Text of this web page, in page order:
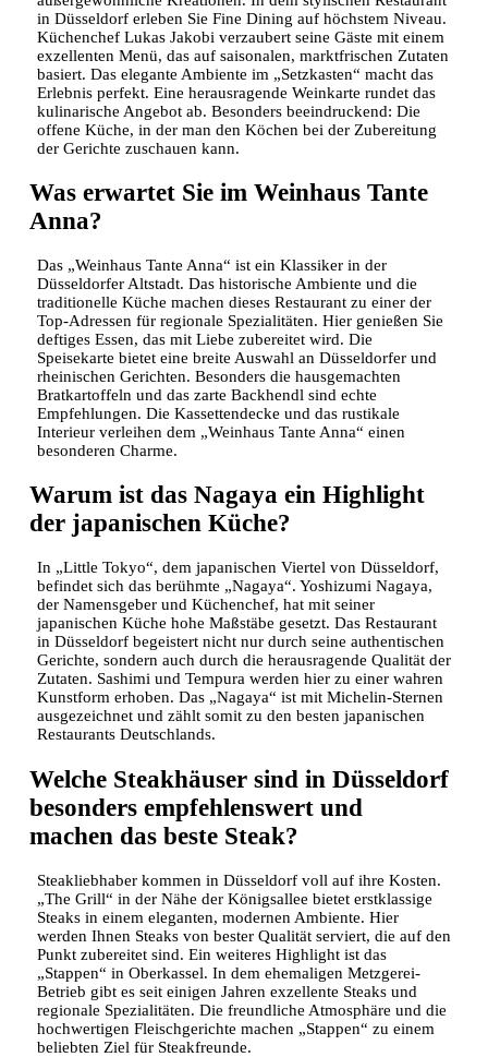
in Düsseldorf erleben Sie Fine Dining auf höchstem Niveau.
Küchenchef Lukas Jakobi verzaubert seine Gäste mit einem
exzellenten Menü, das auf saisonalen, marktfrischen Zutaten
basiert. Das elegante Ambiente im „Setzkasten“ macht das
Erlebnis perfekt. Eine herausragende Weinkarte rundet das
kulinarische Angebot ab. Besonders beeindruckend: Die
offene Küche, in der man den Köchen bei der Zubereitung
der Gerichte zuschauen kann.
Was erwartet Sie im Weinhaus Tante
Anna?
Das „Weinhaus Tante Anna“ ist ein Klassiker in der
Düsseldorfer Altstadt. Das historische Ambiente und die
traditionelle Küche machen dieses Restaurant zu einer der
Top-Adressen für regionale Spezialitäten. Hier genießen Sie
deftiges Essen, das mit Liebe zubereitet wird. Die
Speisekarte bietet eine breite Auswahl an Düsseldorfer und
rheinischen Gerichten. Besonders die hausgemachten
Bratkartoffeln und das zarte Backhendl sind echte
Empfehlungen. Die Kassettendecke und das rustikale
Interieur verleihen dem „Weinhaus Tante Anna“ einen
besonderen Charme.
Warum ist das Nagaya ein Highlight
der japanischen Küche?
In „Little Tokyo“, dem japanischen Viertel von Düsseldorf,
befindet sich das berühmte „Nagaya“. Yoshizumi Nagaya,
der Namensgeber und Küchenchef, hat mit seiner
japanischen Küche hohe Maßstäbe gesetzt. Das Restaurant
in Düsseldorf begeistert nicht nur durch seine authentischen
Gerichte, sondern auch durch die herausragende Qualität der
Zutaten. Sashimi und Tempura werden hier zu einer wahren
Kunstform erhoben. Das „Nagaya“ ist mit Michelin-Sternen
ausgezeichnet und zählt somit zu den besten japanischen
Restaurants Deutschlands.
Welche Steakhäuser sind in Düsseldorf
besonders empfehlenswert und
machen das beste Steak?
Steakliebhaber kommen in Düsseldorf voll auf ihre Kosten.
„The Grill“ in der Nähe der Königsallee bietet erstklassige
Steaks in einem eleganten, modernen Ambiente. Hier
werden Ihnen Steaks von bester Qualität serviert, die auf den
Punkt zubereitet sind. Ein weiteres Highlight ist das
„Stappen“ in Oberkassel. In dem ehemaligen Metzgerei-
Betrieb gibt es seit einigen Jahren exzellente Steaks und
regionale Spezialitäten. Die freundliche Atmosphäre und die
hochwertigen Fleischgerichte machen „Stappen“ zu einem
beliebten Ziel für Steakfreunde.